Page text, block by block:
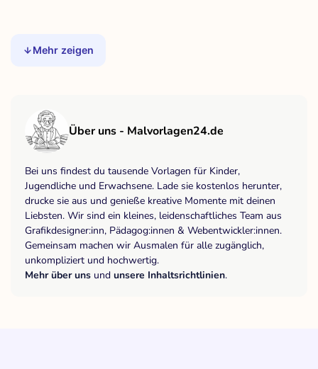
Mehr zeigen
Über uns - Malvorlagen24.de
Bei uns findest du tausende Vorlagen für Kinder,
Jugendliche und Erwachsene. Lade sie kostenlos herunter,
drucke sie aus und genieße kreative Momente mit deinen
Liebsten. Wir sind ein kleines, leidenschaftliches Team aus
Grafikdesigner:inn, Pädagog:innen & Webentwickler:innen.
Gemeinsam machen wir Ausmalen für alle zugänglich,
unkompliziert und hochwertig.
Mehr über uns und unsere Inhaltsrichtlinien.